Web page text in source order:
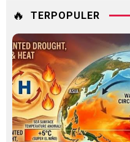
🔥 TERPOPULER